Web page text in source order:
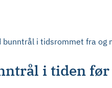
i tidsrommet fra og
i tiden